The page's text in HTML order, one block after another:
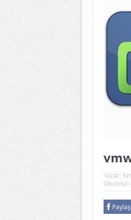
Yazar:
Okunma:
Paylaş